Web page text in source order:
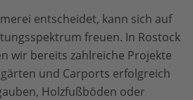
entscheidet, kann sich auf
freuen. In Rostock
wir bereits zahlreiche Projekte
und Carports erfolgreich
Holzfußböden oder